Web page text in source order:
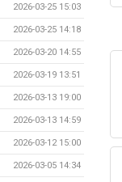
2026-03-25 15:03
2026-03-25 14:18
2026-03-20 14:55
2026-03-19 13:51
2026-03-13 19:00
2026-03-13 14:59
2026-03-12 15:00
2026-03-05 14:34